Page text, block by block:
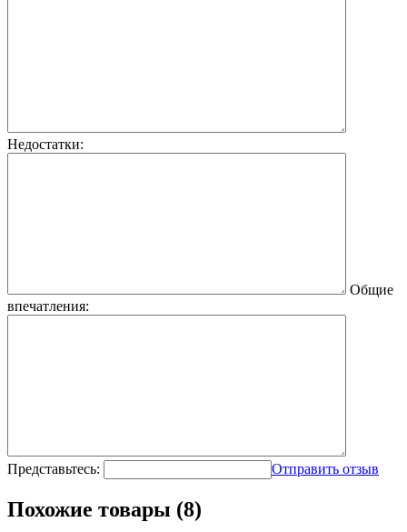
Недостатки:
Общие
впечатления:
Представьтесь: Отправить отзыв
Похожие товары (8)